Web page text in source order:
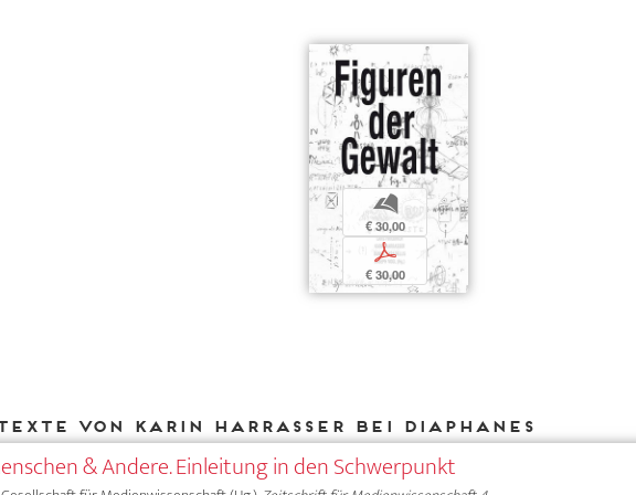
b
€ 30,00
p
€ 30,00
von Karin Harrasser bei DIAPHANES
& Andere. Einleitung in den Schwerpunkt